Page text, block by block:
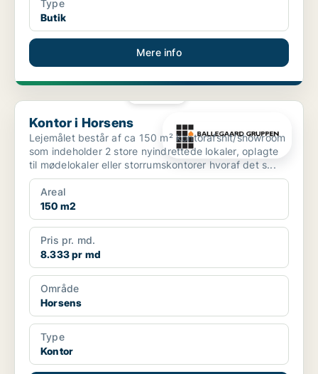
Type
Butik
Mere info
Kontor i Horsens
Kontor i Horsens
Lejemålet består af ca 150 m² kontorafsnit/showroom
som indeholder 2 store nyindrettede lokaler, oplagte
til mødelokaler eller storrumskontorer hvoraf det s...
Areal
150 m2
Pris pr. md.
8.333 pr md
Område
Horsens
Type
Kontor